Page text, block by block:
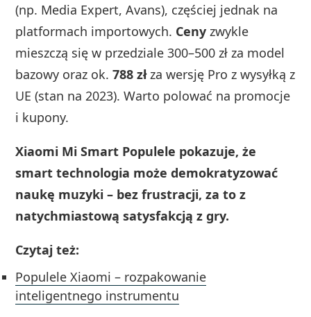
(np. Media Expert, Avans), częściej jednak na
platformach importowych. Ceny zwykle
mieszczą się w przedziale 300–500 zł za model
bazowy oraz ok.788 złza wersję Pro z wysyłką z
UE (stan na 2023). Warto polować na promocje
i kupony.
Xiaomi Mi Smart Populele pokazuje, że
smart technologia może demokratyzować
naukę muzyki – bez frustracji, za to z
natychmiastową satysfakcją z gry.
Czytaj też:
Populele Xiaomi – rozpakowanie
inteligentnego instrumentu